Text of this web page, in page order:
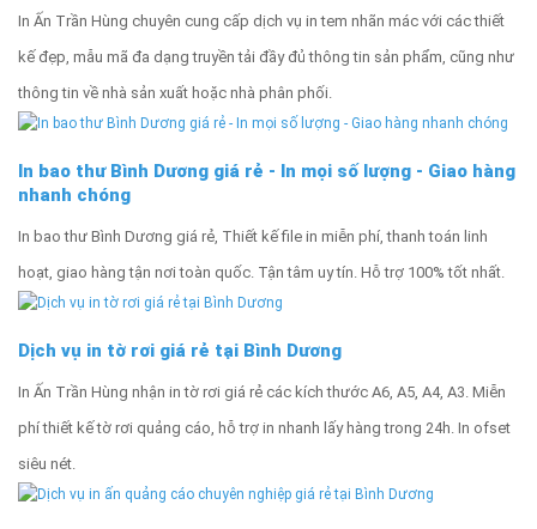
In Ấn Trần Hùng chuyên cung cấp dịch vụ in tem nhãn mác với các thiết
kế đẹp, mẫu mã đa dạng truyền tải đầy đủ thông tin sản phẩm, cũng như
thông tin về nhà sản xuất hoặc nhà phân phối.
In bao thư Bình Dương giá rẻ - In mọi số lượng - Giao hàng
nhanh chóng
In bao thư Bình Dương giá rẻ, Thiết kế file in miễn phí, thanh toán linh
hoạt, giao hàng tận nơi toàn quốc. Tận tâm uy tín. Hỗ trợ 100% tốt nhất.
Dịch vụ in tờ rơi giá rẻ tại Bình Dương
In Ấn Trần Hùng nhận in tờ rơi giá rẻ các kích thước A6, A5, A4, A3. Miễn
phí thiết kế tờ rơi quảng cáo, hỗ trợ in nhanh lấy hàng trong 24h. In ofset
siêu nét.